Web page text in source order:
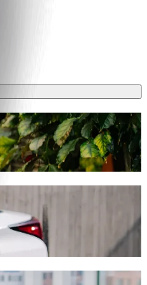
GHS. Uansett hva som